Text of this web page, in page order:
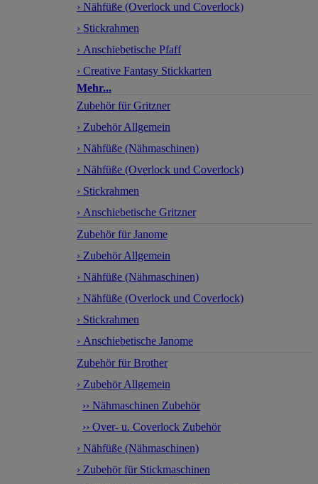
› Nähfüße (Overlock und Coverlock)
› Stickrahmen
› Anschiebetische Pfaff
› Creative Fantasy Stickkarten
Mehr...
Zubehör für Gritzner
› Zubehör Allgemein
› Nähfüße (Nähmaschinen)
› Nähfüße (Overlock und Coverlock)
› Stickrahmen
› Anschiebetische Gritzner
Zubehör für Janome
› Zubehör Allgemein
› Nähfüße (Nähmaschinen)
› Nähfüße (Overlock und Coverlock)
› Stickrahmen
› Anschiebetische Janome
Zubehör für Brother
› Zubehör Allgemein
›› Nähmaschinen Zubehör
›› Over- u. Coverlock Zubehör
› Nähfüße (Nähmaschinen)
› Zubehör für Stickmaschinen